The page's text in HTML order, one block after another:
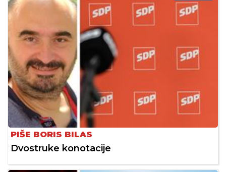
PIŠE BORIS BILAS
Dvostruke konotacije